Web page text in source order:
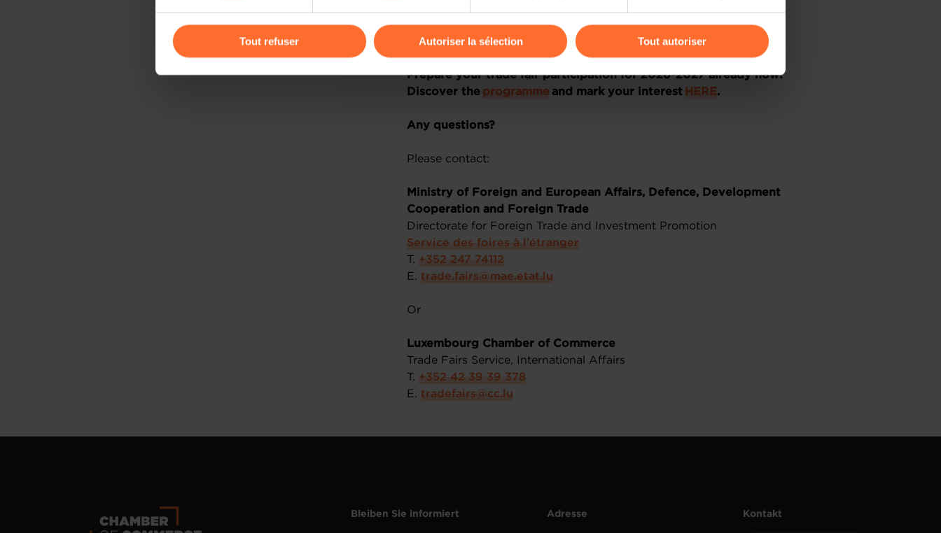
gauche de chaque page.
Charte d’usage des cookies
Politique de protection des données
Tout refuser Autoriser la sélection Tout autoriser
Interested? Please register before 1 June 2026.
Prepare your trade fair participation for 2026-2027 already now!
Discover the programme and mark your interest HERE.
Any questions?
Please contact:
Ministry of Foreign and European Affairs, Defence, Development
Cooperation and Foreign Trade
Directorate for Foreign Trade and Investment Promotion
Service des foires à l’étranger
T. +352 247 74112
E.trade.fairs@mae.etat.lu
Or
Luxembourg Chamber of Commerce
Trade Fairs Service, International Affairs
T. +352 42 39 39 378
E.tradefairs@cc.lu
Bleiben Sie informiert Adresse Kontakt